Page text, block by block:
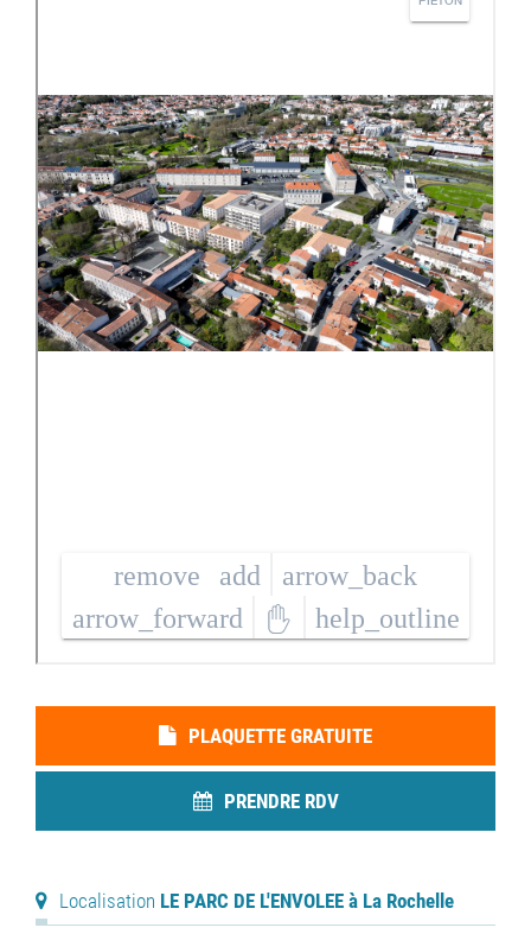
PLAQUETTE GRATUITE
PRENDRE RDV
Localisation LE PARC DE L'ENVOLEE à La Rochelle